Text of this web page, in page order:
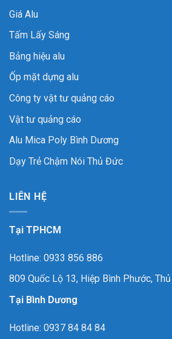
Giá Alu
Tấm Lấy Sáng
Bảng hiệu alu
Ốp mặt dựng alu
Công ty vật tư quảng cáo
Vật tư quảng cáo
Alu Mica Poly Bình Dương
Dạy Trẻ Chậm Nói Thủ Đức
LIÊN HỆ
Tại TPHCM
Hotline: 0933 856 886
809 Quốc Lộ 13, Hiệp Bình Phước,
Tại Bình Dương
Hotline: 0937 84 84 84